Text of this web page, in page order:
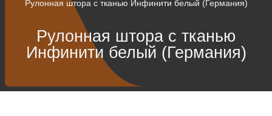
Рулонная штора с тканью Инфинити белый (Германия)
Рулонная штора с тканью
Инфинити белый (Германия)